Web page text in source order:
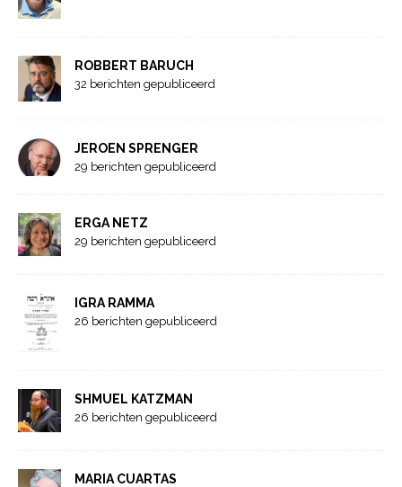
ROBBERT BARUCH
32 berichten gepubliceerd
JEROEN SPRENGER
29 berichten gepubliceerd
ERGA NETZ
29 berichten gepubliceerd
IGRA RAMMA
26 berichten gepubliceerd
SHMUEL KATZMAN
26 berichten gepubliceerd
MARIA CUARTAS